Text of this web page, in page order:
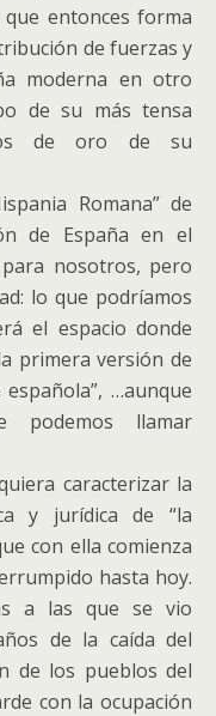
entonces forma
de fuerzas y
moderna en otro
de su más tensa
de oro de su
Romana” de
de España en el
nosotros, pero
lo que podríamos
el espacio donde
primera versión de
…aunque
podemos llamar
caracterizar la
y jurídica de “la
con ella comienza
hasta hoy.
a las que se vio
de la caída del
de los pueblos del
con la ocupación